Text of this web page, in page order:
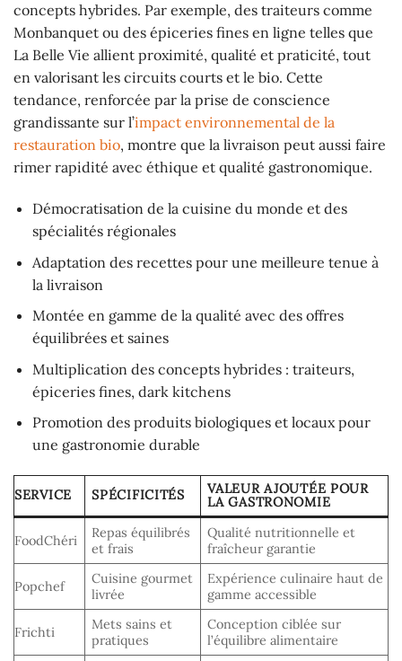
concepts hybrides. Par exemple, des traiteurs comme
Monbanquet ou des épiceries fines en ligne telles que
La Belle Vie allient proximité, qualité et praticité, tout
en valorisant les circuits courts et le bio. Cette
tendance, renforcée par la prise de conscience
grandissante sur l’impact environnemental de la
restauration bio, montre que la livraison peut aussi faire
rimer rapidité avec éthique et qualité gastronomique.
Démocratisation de la cuisine du monde et des
spécialités régionales
Adaptation des recettes pour une meilleure tenue à
la livraison
Montée en gamme de la qualité avec des offres
équilibrées et saines
Multiplication des concepts hybrides : traiteurs,
épiceries fines, dark kitchens
Promotion des produits biologiques et locaux pour
une gastronomie durable
SERVICE SPÉCIFICITÉS
VALEUR AJOUTÉE POUR
LA GASTRONOMIE
FoodChéri
Repas équilibrés
et frais
Qualité nutritionnelle et
fraîcheur garantie
Popchef
Cuisine gourmet
livrée
Expérience culinaire haut de
gamme accessible
Frichti
Mets sains et
pratiques
Conception ciblée sur
l’équilibre alimentaire